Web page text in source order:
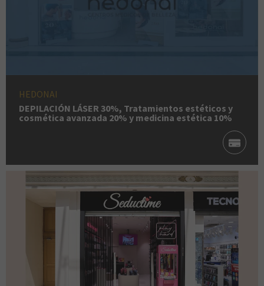
HEDONAI
DEPILACIÓN LÁSER 30%, Tratamientos estéticos y
cosmética avanzada 20% y medicina estética 10%